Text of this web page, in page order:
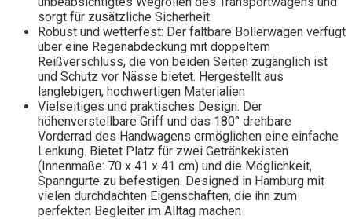
sorgt für zusätzliche Sicherheit
Robust und wetterfest: Der faltbare Bollerwagen verfügt
über eine Regenabdeckung mit doppeltem
Reißverschluss, die von beiden Seiten zugänglich ist
und Schutz vor Nässe bietet. Hergestellt aus
langlebigen, hochwertigen Materialien
Vielseitiges und praktisches Design: Der
höhenverstellbare Griff und das 180° drehbare
Vorderrad des Handwagens ermöglichen eine einfache
Lenkung. Bietet Platz für zwei Getränkekisten
(Innenmaße: 70 x 41 x 41 cm) und die Möglichkeit,
Spanngurte zu befestigen. Designed in Hamburg mit
vielen durchdachten Eigenschaften, die ihn zum
perfekten Begleiter im Alltag machen